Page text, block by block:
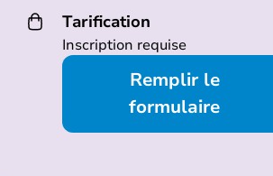
Tarification
Inscription requise
Remplir le
formulaire